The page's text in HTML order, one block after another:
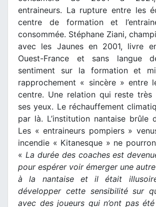
entraineurs. La rupture entre les
centre de formation et
consommée. Stéphane Ziani,
avec les Jaunes en 2001, livre
Ouest-France et sans langue
sentiment sur la formation et
rapprochement « sincère » entre
centre. Une relation qui reste très
ses yeux. Le réchauffement
par là. L’institution nantaise brûle
Les « entraineurs pompiers »
incendie « Kitanesque » ne
« La durée des coaches est
pour espérer voir émerger une
à la nantaise et il était
développer cette sensibilité sur
avec des joueurs qui n’ont pas